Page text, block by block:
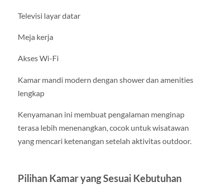
Televisi layar datar
Meja kerja
Akses Wi-Fi
Kamar mandi modern dengan shower dan amenities
lengkap
Kenyamanan ini membuat pengalaman menginap
terasa lebih menenangkan, cocok untuk wisatawan
yang mencari ketenangan setelah aktivitas outdoor.
Pilihan Kamar yang Sesuai Kebutuhan